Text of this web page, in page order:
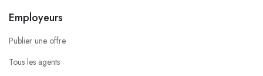
Employeurs
Publier une offre
Tous les agents